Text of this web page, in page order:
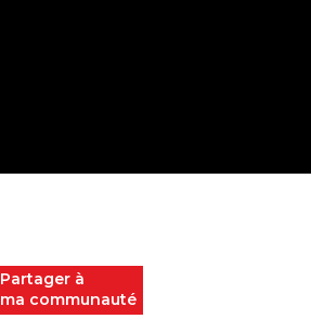
Partager à
ma communauté